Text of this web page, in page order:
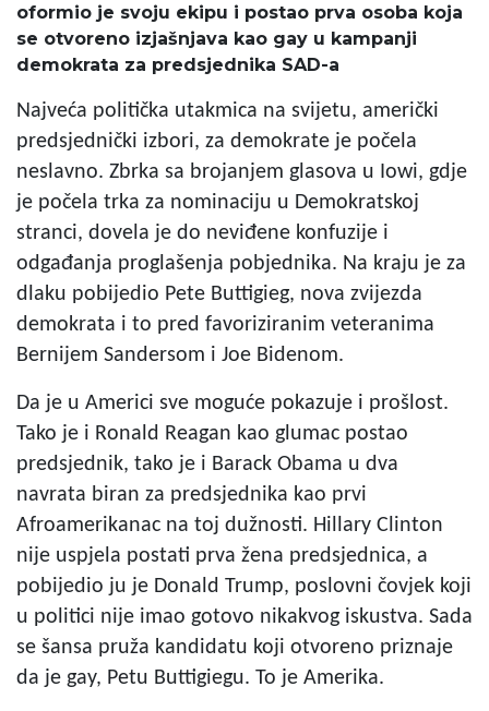
oformio je svoju ekipu i postao prva osoba koja
se otvoreno izjašnjava kao gay u kampanji
demokrata za predsjednika SAD-a
Najveća politička utakmica na svijetu, američki
predsjednički izbori, za demokrate je počela
neslavno. Zbrka sa brojanjem glasova u Iowi, gdje
je počela trka za nominaciju u Demokratskoj
stranci, dovela je do neviđene konfuzije i
odgađanja proglašenja pobjednika. Na kraju je za
dlaku pobijedio Pete Buttigieg, nova zvijezda
demokrata i to pred favoriziranim veteranima
Bernijem Sandersom i Joe Bidenom.
Da je u Americi sve moguće pokazuje i prošlost.
Tako je i Ronald Reagan kao glumac postao
predsjednik, tako je i Barack Obama u dva
navrata biran za predsjednika kao prvi
Afroamerikanac na toj dužnosti. Hillary Clinton
nije uspjela postati prva žena predsjednica, a
pobijedio ju je Donald Trump, poslovni čovjek koji
u politici nije imao gotovo nikakvog iskustva. Sada
se šansa pruža kandidatu koji otvoreno priznaje
da je gay, Petu Buttigiegu. To je Amerika.